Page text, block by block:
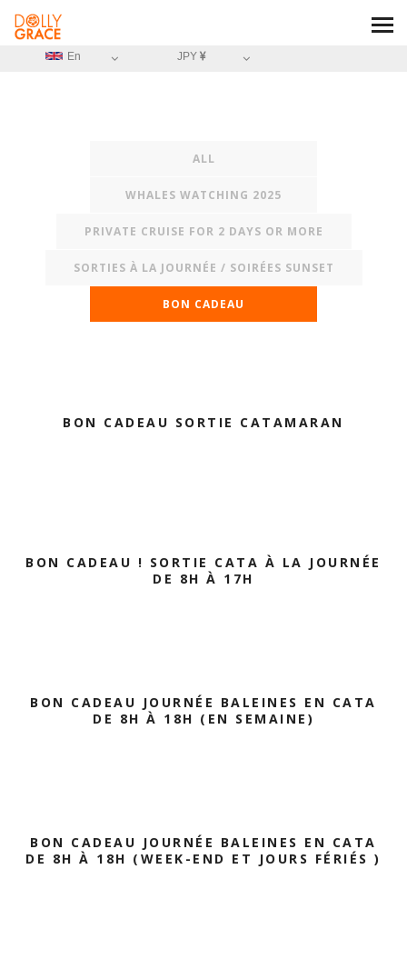
En JPY
ALL
WHALES WATCHING 2025
PRIVATE CRUISE FOR 2 DAYS OR MORE
SORTIES À LA JOURNÉE / SOIRÉES SUNSET
BON CADEAU
BON CADEAU SORTIE CATAMARAN
BON CADEAU ! SORTIE CATA À LA JOURNÉE
DE 8H À 17H
BON CADEAU JOURNÉE BALEINES EN CATA
DE 8H À 18H (EN SEMAINE)
BON CADEAU JOURNÉE BALEINES EN CATA
DE 8H À 18H (WEEK-END ET JOURS FÉRIÉS )